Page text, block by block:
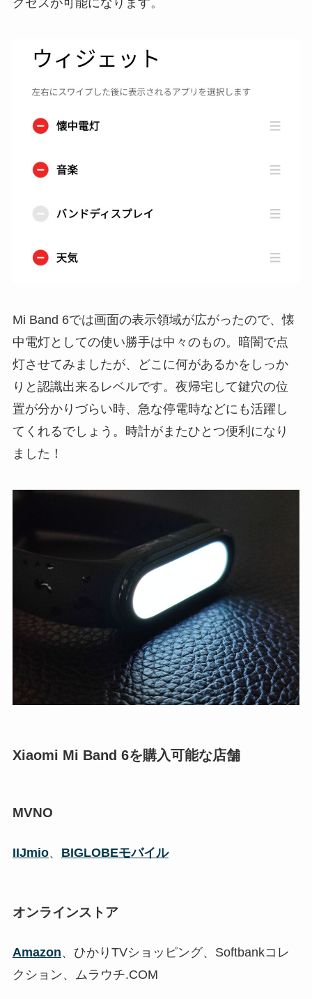
クセスが可能になります。
Mi Band 6では画面の表示領域が広がったので、懐
中電灯としての使い勝手は中々のもの。暗闇で点
灯させてみましたが、どこに何があるかをしっか
りと認識出来るレベルです。夜帰宅して鍵穴の位
置が分かりづらい時、急な停電時などにも活躍し
てくれるでしょう。時計がまたひとつ便利になり
ました！
Xiaomi Mi Band 6を購入可能な店舗
MVNO
IIJmio、 BIGLOBEモバイル
オンラインストア
Amazon、ひかりTVショッピング、Softbankコレ
クション、ムラウチ.COM